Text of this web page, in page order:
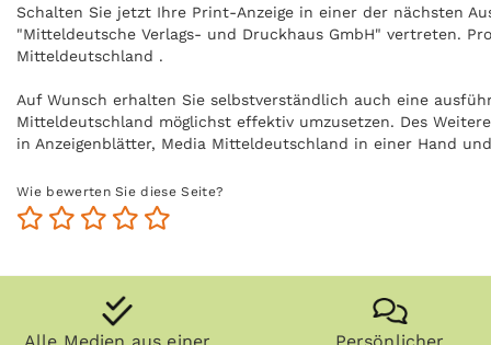
Schalten Sie jetzt Ihre Print-Anzeige in einer der nächsten
"Mitteldeutsche Verlags- und Druckhaus GmbH" vertreten.
Mitteldeutschland .
Auf Wunsch erhalten Sie selbstverständlich auch eine
Mitteldeutschland möglichst effektiv umzusetzen. Des
in Anzeigenblätter, Media Mitteldeutschland in einer Hand
Mehr Informationen zum Thema Print-Werbung finden Sie
Wie bewerten Sie diese Seite?